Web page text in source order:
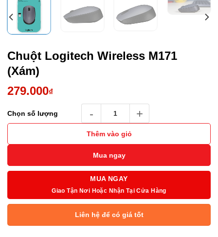
Chuột Logitech Wireless M171
(Xám)
279.000₫
Chọn số lượng
Thêm vào giỏ
Mua ngay
MUA NGAY
Giao Tận Nơi Hoặc Nhận Tại Cửa Hàng
Liên hệ để có giá tốt